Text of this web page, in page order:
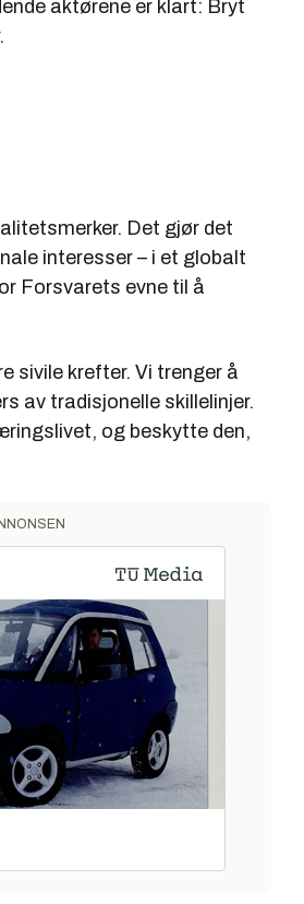
og terrorhandlinger.
grenser, noe som blant
teknikker for spionasje.
for å fremme bedre it-
sektor.
med NHO i spissen.
sabotasje, terrorisme,
aktørene er klart: Bryt
Det gjør det
interesser – i et globalt
Forsvarets evne til å
sivile krefter. Vi trenger å
av tradisjonelle skillelinjer.
og beskytte den,